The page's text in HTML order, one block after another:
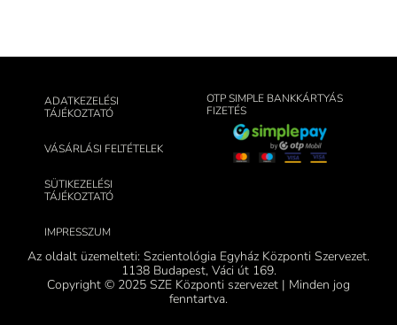
ADATKEZELÉSI
TÁJÉKOZTATÓ
VÁSÁRLÁSI FELTÉTELEK
SÜTIKEZELÉSI
TÁJÉKOZTATÓ
IMPRESSZUM
OTP SIMPLE BANKKÁRTYÁS
FIZETÉS
Az oldalt üzemelteti: Szcientológia Egyház Központi Szervezet.
1138 Budapest, Váci út 169.
Copyright © 2025 SZE Központi szervezet | Minden jog
fenntartva.